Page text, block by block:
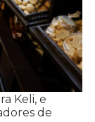
Keli, e
de